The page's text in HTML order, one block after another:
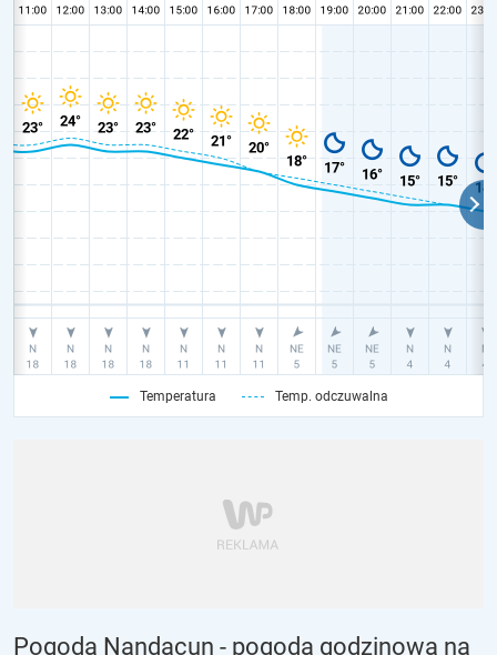
Temperatura Temp. odczuwalna
Pogoda Nandacun - pogoda godzinowa na